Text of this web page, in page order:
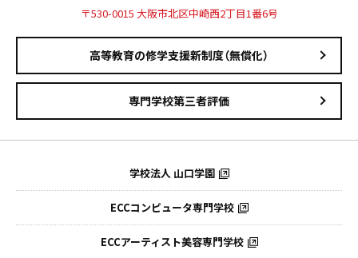
〒530-0015 大阪市北区中崎西2丁目1番6号
高等教育の修学支援新制度（無償化）
専門学校第三者評価
学校法人 山口学園
ECCコンピュータ専門学校
ECCアーティスト美容専門学校